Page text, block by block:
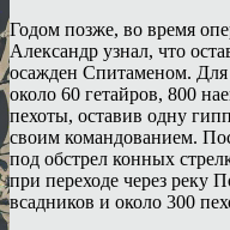
Годом позже, во время
Александр узнал, что
осажден Спитаменом. Для
около 60 гетайров, 800
пехоты, оставив одну
своим командованием.
под обстрел конных
при переходе через реку
всадников и около 300